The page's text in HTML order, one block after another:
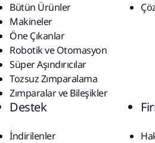
Bütün Ürünler
Makineler
Öne Çıkanlar
Robotik ve Otomasyon
Süper Aşındırıcılar
Tozsuz Zımparalama
Zımparalar ve Bileşikler
Destek
İndirilenler